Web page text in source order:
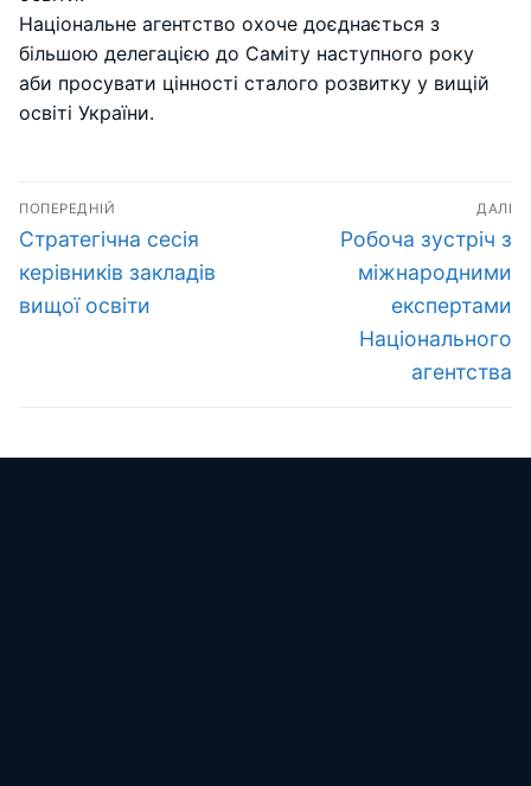
Національне агентство охоче доєднається з
більшою делегацією до Саміту наступного року
аби просувати цінності сталого розвитку у вищій
освіті України.
Навігація
записів
ПОПЕРЕДНІЙ
Попередній
запис:
Стратегічна сесія
керівників закладів
вищої освіти
ДАЛІ
Наступний
запис:
Робоча зустріч з
міжнародними
експертами
Національного
агентства